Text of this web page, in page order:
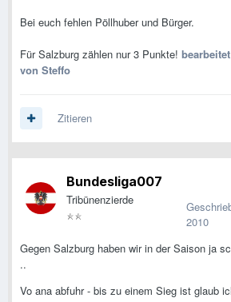
Bei euch fehlen Pöllhuber und Bürger.
Für Salzburg zählen nur 3 Punkte! bearbeitet
von Steffo
Zitieren
Bundesliga007
Tribünenzierde
2010
Gegen Salzburg haben wir in der Saison ja
..
Vo ana abfuhr - bis zu einem Sieg ist glaub